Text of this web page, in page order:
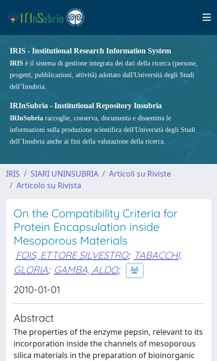
IRIS - Institutional Research Information System
IRIS è il sistema di gestione integrata dei dati della ricerca (persone,
progetti, pubblicazioni, attività) adottato dall'Università degli Studi
dell’Insubria.
IRInSubria - Institutional Repository Insubria
IRInSubria raccoglie, conserva, documenta e dissemina le
informazioni sulla produzione scientifica dell'Università degli Studi
dell’Insubria anche ai fini della valutazione della ricerca.
IRIS SIARI UNINSUBRIA
Articoli su Riviste
Articolo su Rivista
On the Compatibility Criteria for
Protein Encapsulation inside
Mesoporous Materials
FOIS, ETTORE SILVESTRO; TABACCHI,
GLORIA; GAMBA, ALDO;
2010-01-01
Abstract
The properties of the enzyme pepsin, relevant to its
incorporation inside the channels of mesoporous
silica materials in the preparation of bioinorganic